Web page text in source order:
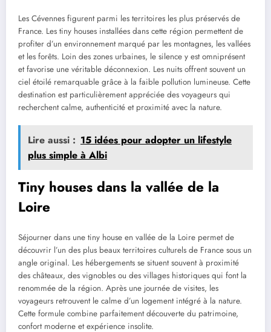
Les Cévennes figurent parmi les territoires les plus préservés de
France. Les tiny houses installées dans cette région permettent de
profiter d’un environnement marqué par les montagnes, les vallées
et les forêts. Loin des zones urbaines, le silence y est omniprésent
et favorise une véritable déconnexion. Les nuits offrent souvent un
ciel étoilé remarquable grâce à la faible pollution lumineuse. Cette
destination est particulièrement appréciée des voyageurs qui
recherchent calme, authenticité et proximité avec la nature.
Lire aussi : 15 idées pour adopter un lifestyle
plus simple à Albi
Tiny houses dans la vallée de la
Loire
Séjourner dans une tiny house en vallée de la Loire permet de
découvrir l’un des plus beaux territoires culturels de France sous un
angle original. Les hébergements se situent souvent à proximité
des châteaux, des vignobles ou des villages historiques qui font la
renommée de la région. Après une journée de visites, les
voyageurs retrouvent le calme d’un logement intégré à la nature.
Cette formule combine parfaitement découverte du patrimoine,
confort moderne et expérience insolite.